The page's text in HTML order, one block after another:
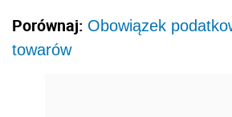
Porównaj: Obowiązek
towarów